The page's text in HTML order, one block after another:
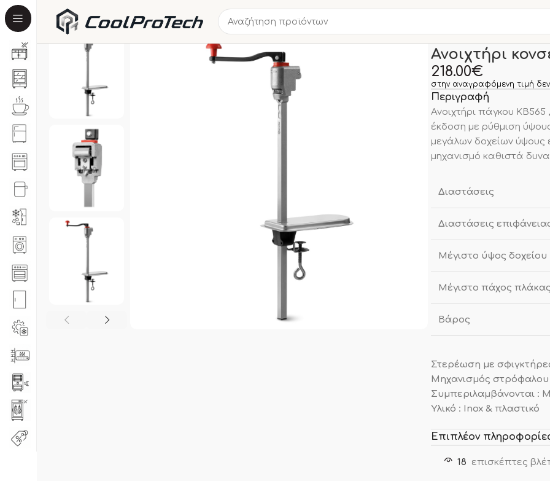
Ανοιχτήρι
218.00€
στην αναγραφόμενη τιμή
Περιγραφή
Ανοιχτήρι πάγκου
έκδοση με ρύθμιση
μεγάλων δοχείων
μηχανισμό καθιστά
Διαστάσεις
Διαστάσεις
Μέγιστο ύψος δοχείου
Μέγιστο πάχος
Βάρος
Στερέωση με
Μηχανισμός στρόφαλου
Συμπεριλαμβάνονται :
Υλικό : Inox & πλαστικό
Επιπλέον
18 επισκέπτες